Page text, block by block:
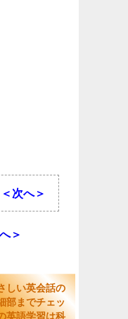
＜次へ＞
＞
しい英会話の
部までチェッ
英語学習は科